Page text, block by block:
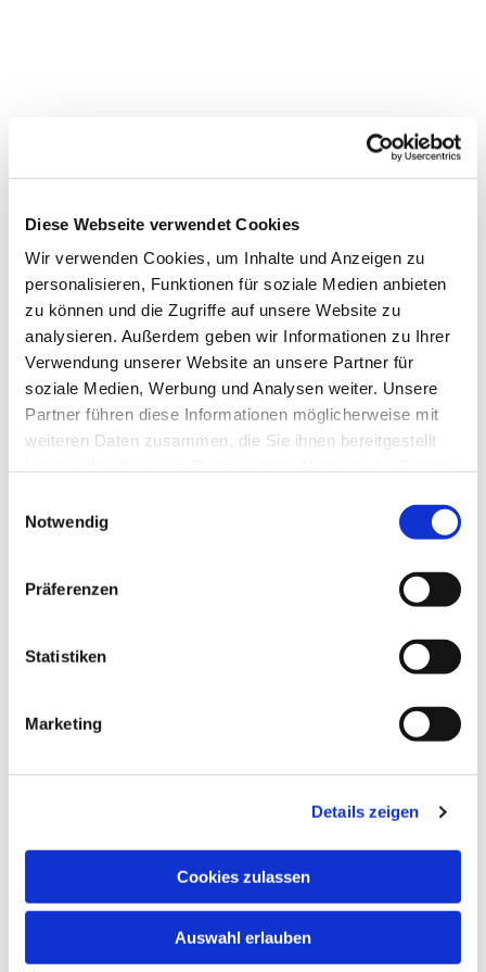
Diese Webseite verwendet Cookies
Wir verwenden Cookies, um Inhalte und Anzeigen zu
personalisieren, Funktionen für soziale Medien anbieten
zu können und die Zugriffe auf unsere Website zu
analysieren. Außerdem geben wir Informationen zu Ihrer
Verwendung unserer Website an unsere Partner für
soziale Medien, Werbung und Analysen weiter. Unsere
Partner führen diese Informationen möglicherweise mit
weiteren Daten zusammen, die Sie ihnen bereitgestellt
Notwendig
Präferenzen
Statistiken
Marketing
Details zeigen
Cookies zulassen
Auswahl erlauben
Dies könnte Sie auch